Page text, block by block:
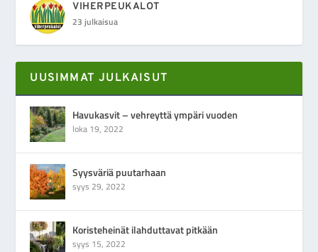
VIHERPEUKALOT
23 julkaisua
UUSIMMAT JULKAISUT
Havukasvit – vehreyttä ympäri vuoden
loka 19, 2022
Syysväriä puutarhaan
syys 29, 2022
Koristeheinät ilahduttavat pitkään
syys 15, 2022